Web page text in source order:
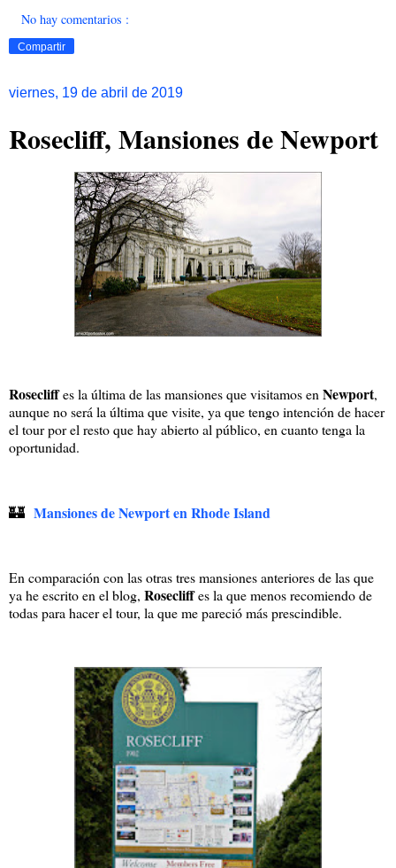
No hay comentarios :
Compartir
viernes, 19 de abril de 2019
Rosecliff, Mansiones de Newport
Rosecliffes la última de las mansiones que visitamos enNewport,
aunque no será la última que visite, ya que tengo intención de hacer
el tour por el resto que hay abierto al público, en cuanto tenga la
oportunidad.
🏰 Mansiones de Newport en Rhode Island
En comparación con las otras tres mansiones anteriores de las que
ya he escrito en el blog, Rosecliffes la que menos recomiendo de
todas para hacer el tour, la que me pareció más prescindible.